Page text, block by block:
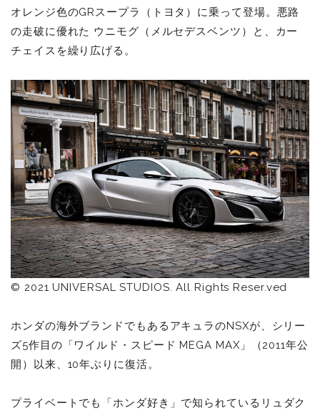
オレンジ色のGRスープラ（トヨタ）に乗って登場。悪路
の走破に優れた ウニモグ（メルセデスベンツ）と、カー
チェイスを繰り広げる。
© 2021 UNIVERSAL STUDIOS. All Rights Reser.ved
ホンダの海外ブランドでもあるアキュラのNSXが、シリー
ズ5作目の「ワイルド・スピードMEGA MAX」（2011年公
開）以来、10年ぶりに復活。
プライベートでも「ホンダ好き」で知られているリュダク